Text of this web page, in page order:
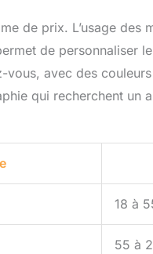
de prix. L’usage des
de personnaliser
avec des
qui recherchent un
18 à
55 à